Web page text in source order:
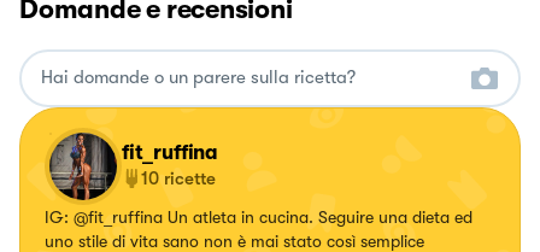
Domande e recensioni
fit_ruffina
10 ricette
IG: @fit_ruffina Un atleta in cucina. Seguire una dieta ed
uno stile di vita sano non è mai stato così semplice